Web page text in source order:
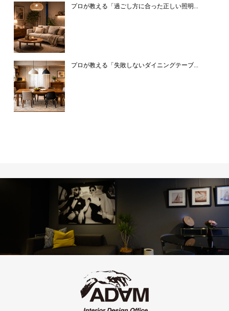
プロが教える「過ごし方に合った正しい照明...
プロが教える「失敗しないダイニングテーブ...